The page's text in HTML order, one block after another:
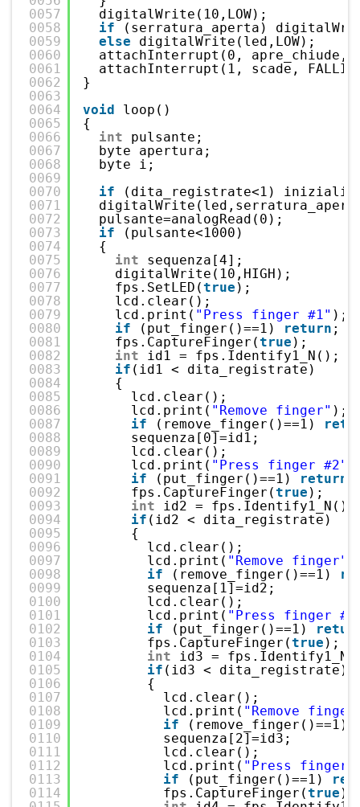
0057
0058
0059
0060
0061
0062
0063
0064
0065
0066
0067
0068
0069
0070
0071
0072
0073
0074
0075
0076
0077
0078
0079
0080
0081
0082
0083
0084
0085
0086
0087
0088
0089
0090
0091
0092
0093
0094
0095
0096
0097
0098
0099
0100
0101
0102
0103
0104
0105
0106
0107
0108
0109
0110
0111
0112
0113
0114
digitalWrite(10,LOW);
if
(serratura_aperta)
else
digitalWrite(led,LOW);
attachInterrupt(0, apre_chiude,
attachInterrupt(1, scade,
}
void
loop()
{
int
pulsante;
byte apertura;
byte i;
if
(dita_registrate<1)
pulsante=analogRead(0);
if
(pulsante<1000)
{
int
sequenza[4];
digitalWrite(10,HIGH);
fps.SetLED(true );
lcd.clear();
lcd.print( "Press finger #1" );
if
(put_finger()==1) return ;
fps.CaptureFinger(true );
int
id1 = fps.Identify1_N();
if (id1 < dita_registrate)
{
lcd.clear();
lcd.print( "Remove finger" );
if
(remove_finger()==1)
sequenza[0]=id1;
lcd.clear();
lcd.print( "Press finger #2"
if
(put_finger()==1) return
fps.CaptureFinger(true );
int
id2 = fps.Identify1_N();
if (id2 < dita_registrate)
{
lcd.clear();
lcd.print( "Remove finger"
if
(remove_finger()==1)
sequenza[1]=id2;
lcd.clear();
lcd.print( "Press finger
if
(put_finger()==1)
fps.CaptureFinger(true );
int
id3 =
if (id3 < dita_registrate)
{
lcd.clear();
lcd.print( "Remove
if
(remove_finger()==1)
sequenza[2]=id3;
lcd.clear();
lcd.print( "Press finger
if
(put_finger()==1)
fps.CaptureFinger(true );